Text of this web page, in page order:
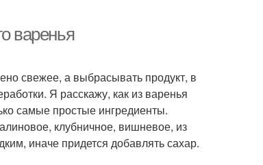
варенья
свежее, а выбрасывать продукт, в
Я расскажу, как из варенья
самые простые ингредиенты.
клубничное, вишневое, из
иначе придется добавлять сахар.